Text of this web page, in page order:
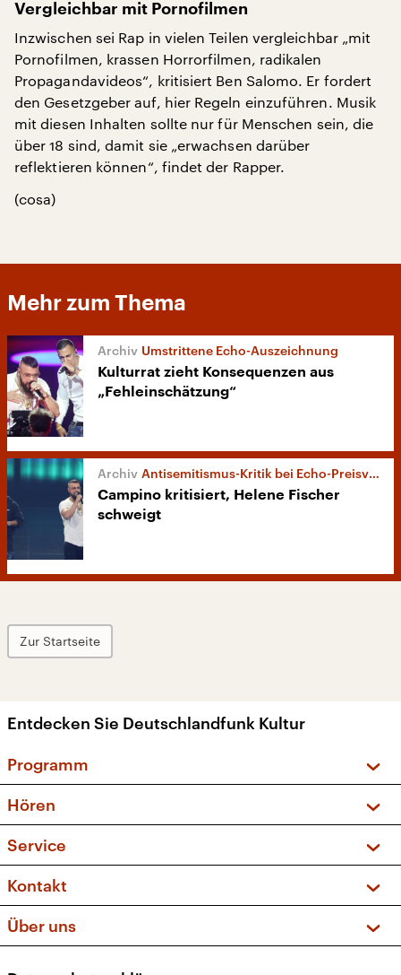
Vergleichbar mit Pornofilmen
Inzwischen sei Rap in vielen Teilen vergleichbar „mit
Pornofilmen, krassen Horrorfilmen, radikalen
Propagandavideos“, kritisiert Ben Salomo. Er fordert
den Gesetzgeber auf, hier Regeln einzuführen. Musik
mit diesen Inhalten sollte nur für Menschen sein, die
über 18 sind, damit sie „erwachsen darüber
reflektieren können“, findet der Rapper.
(cosa)
Mehr zum Thema
Umstrittene Echo-Auszeichnung
Kulturrat zieht Konsequenzen aus
„Fehleinschätzung“
Antisemitismus-Kritik bei Echo-Preisverleihung
Campino kritisiert, Helene Fischer
schweigt
Zur Startseite
Entdecken Sie Deutschlandfunk Kultur
Programm
Sendungen und Podcasts
Musikliste
Kakadu – Das Kinderprogramm
Hören
Frequenzen (UKW + DAB+)
Service
FAQ
Apps
Newsletter
Kontakt
Social Media
Über uns